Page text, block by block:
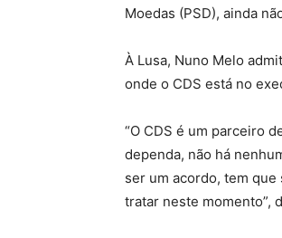
Moedas (PSD), ainda
À Lusa, Nuno Melo
onde o CDS está no
“O CDS é um parceiro
dependa, não há
ser um acordo, tem
tratar neste momento”,